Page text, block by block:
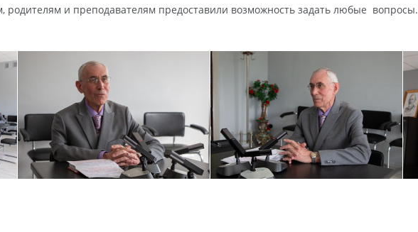
родителям и преподавателям предоставили возможность задать любые вопросы.